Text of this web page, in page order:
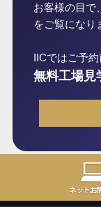
お客様の目で
をご覧になり
IICではご予約
無料工場見
IICの